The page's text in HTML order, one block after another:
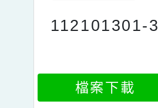
112101301-3
檔案下載